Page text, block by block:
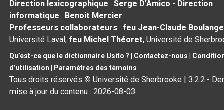
Direction lexicographique :Serge D’Amico - Direction
informatique : Benoit Mercier
Professeurs collaborateurs :feu Jean-Claude
Université Laval,feu Michel Théoret, Université de
Qu’est-ce que le dictionnaire Usito ? Contactez-nous
d’utilisation
Paramètres des témoins
Tous droits réservés © Université de Sherbrooke |3.2.2 -
mise à jour du contenu :2026-08-03